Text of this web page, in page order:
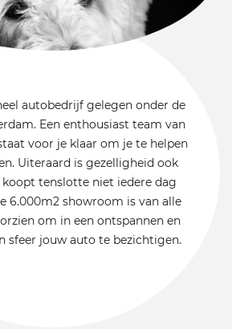
autobedrijf gelegen onder de
Een enthousiast team van
voor je klaar om je te helpen
Uiteraard is gezelligheid ook
koopt tenslotte niet iedere dag
6.000m2 showroom is van alle
om in een ontspannen en
sfeer jouw auto te bezichtigen.